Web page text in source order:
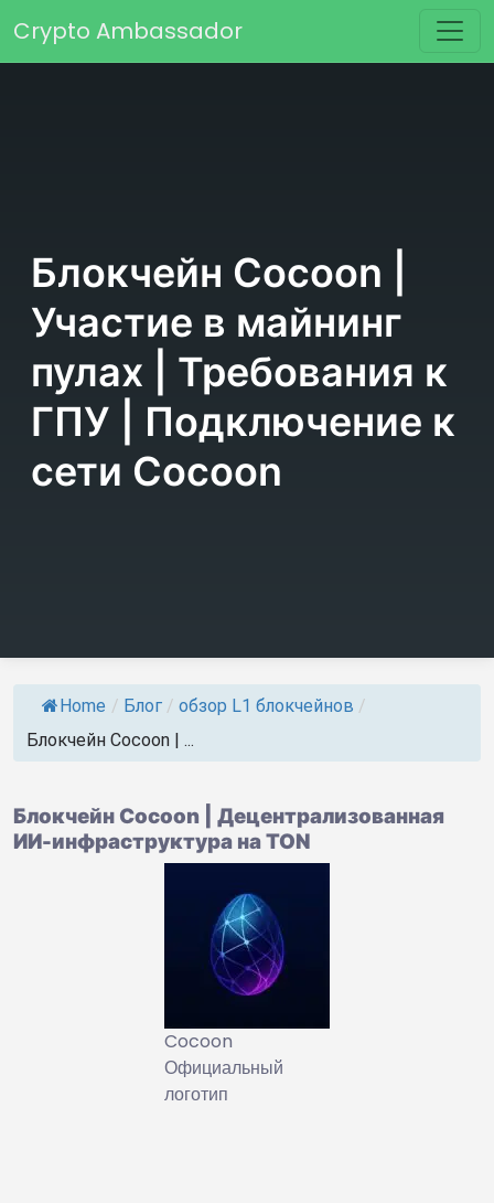
Основная навигация
Crypto Ambassador
Блокчейн Cocoon |
Участие в майнинг
пулах | Требования к
ГПУ | Подключение к
сети Cocoon
Home / Блог / обзор L1 блокчейнов /
Блокчейн Cocoon | ...
Блокчейн Cocoon | Децентрализованная
ИИ-инфраструктура на TON
Cocoon
Официальный
логотип